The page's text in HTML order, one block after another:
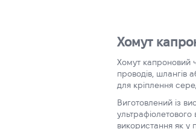
Хомут
Хомут капроновий
проводів, шлангів
для кріплення
Виготовлений із
використання як у